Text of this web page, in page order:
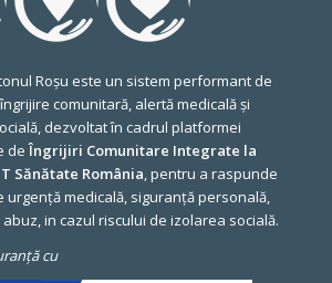
Roșu este un sistem performant de
comunitară, alertă medicală și
dezvoltat în cadrul platformei
deÎngrijiri Comunitare Integrate la
Sănătate România, pentru a raspunde
urgență medicală, siguranță personală,
in cazul riscului de izolarea socială.
cu